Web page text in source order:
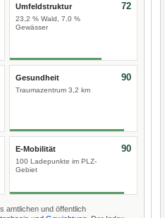
Umfeldstruktur
23,2 % Wald, 7,0 %
Gewässer
72
Gesundheit
Traumazentrum 3,2 km
90
E-Mobilität
100 Ladepunkte im PLZ-
Gebiet
90
amtlichen und öffentlich